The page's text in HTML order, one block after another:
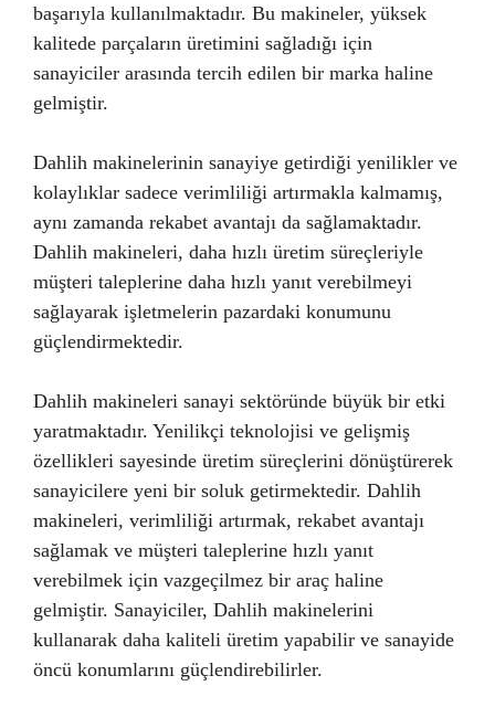
başarıyla kullanılmaktadır. Bu makineler, yüksek
kalitede parçaların üretimini sağladığı için
sanayiciler arasında tercih edilen bir marka haline
gelmiştir.
Dahlih makinelerinin sanayiye getirdiği yenilikler ve
kolaylıklar sadece verimliliği artırmakla kalmamış,
aynı zamanda rekabet avantajı da sağlamaktadır.
Dahlih makineleri, daha hızlı üretim süreçleriyle
müşteri taleplerine daha hızlı yanıt verebilmeyi
sağlayarak işletmelerin pazardaki konumunu
güçlendirmektedir.
Dahlih makineleri sanayi sektöründe büyük bir etki
yaratmaktadır. Yenilikçi teknolojisi ve gelişmiş
özellikleri sayesinde üretim süreçlerini dönüştürerek
sanayicilere yeni bir soluk getirmektedir. Dahlih
makineleri, verimliliği artırmak, rekabet avantajı
sağlamak ve müşteri taleplerine hızlı yanıt
verebilmek için vazgeçilmez bir araç haline
gelmiştir. Sanayiciler, Dahlih makinelerini
kullanarak daha kaliteli üretim yapabilir ve sanayide
öncü konumlarını güçlendirebilirler.